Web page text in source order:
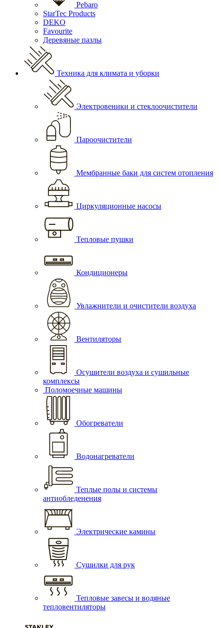
Pebaro
StarTec Products
DEKO
Favourite
Деревяные пазлы
Техника для климата и уборки
Электровеники и стеклоочистители
Пароочистители
Мембранные баки для систем отопления
Циркуляционные насосы
Тепловые пушки
Кондиционеры
Увлажнители и очистители воздуха
Вентиляторы
Осушители воздуха и сушильные
комплексы
Поломоечные машины
Обогреватели
Водонагреватели
Теплые полы и системы
антиобледенения
Электрические камины
Сушилки для рук
Тепловые завесы и водяные
тепловентиляторы